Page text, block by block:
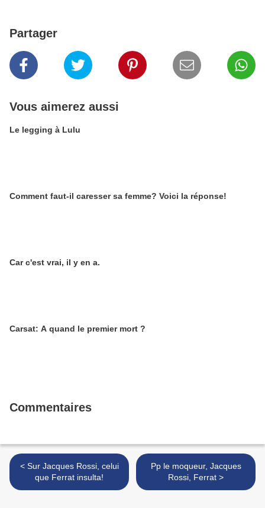
Partager
Vous aimerez aussi
Le legging à Lulu
Comment faut-il caresser sa femme? Voici la réponse!
Car c'est vrai, il y en a.
Carsat: A quand le premier mort ?
Commentaires
< Sur Jacques Rossi, celui
que Ferrat insulta!
Pp le moqueur, Jacques
Rossi, Ferrat >